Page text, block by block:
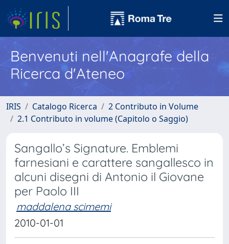
Benvenuti nell'Anagrafe della
Ricerca d'Ateneo
IRIS Catalogo Ricerca
2 Contributo in Volume
2.1 Contributo in volume (Capitolo o Saggio)
Sangallo’s Signature. Emblemi
farnesiani e carattere sangallesco in
alcuni disegni di Antonio il Giovane
per Paolo III
maddalena scimemi
2010-01-01